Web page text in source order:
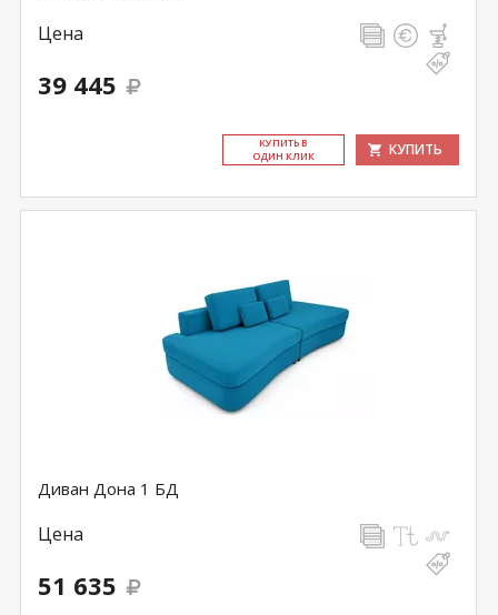
Цена
39 445
КУ­ПИТЬ В
ОДИН КЛИК
КУПИТЬ
Диван Дона 1 БД
Цена
51 635